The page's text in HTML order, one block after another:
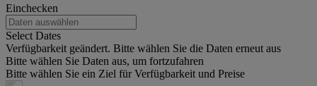
Einchecken
Select Dates
Verfügbarkeit geändert. Bitte wählen Sie die Daten erneut aus
Bitte wählen Sie Daten aus, um fortzufahren
Bitte wählen Sie ein Ziel für Verfügbarkeit und Preise